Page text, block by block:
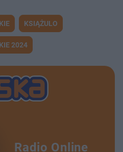
KSIĄŻULO
2024
Radio Online